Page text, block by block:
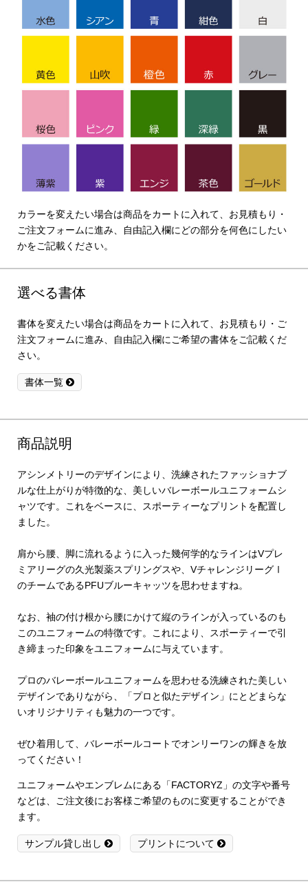
カラーを変えたい場合は商品をカートに入れて、お見積もり・
ご注文フォームに進み、自由記入欄にどの部分を何色にしたい
かをご記載ください。
選べる書体
書体を変えたい場合は商品をカートに入れて、お見積もり・ご
注文フォームに進み、自由記入欄にご希望の書体をご記載くだ
さい。
書体一覧
商品説明
アシンメトリーのデザインにより、洗練されたファッショナブ
ルな仕上がりが特徴的な、美しいバレーボールユニフォームシ
ャツです。これをベースに、スポーティーなプリントを配置し
ました。
肩から腰、脚に流れるように入った幾何学的なラインはVプレ
ミアリーグの久光製薬スプリングスや、VチャレンジリーグⅠ
のチームであるPFUブルーキャッツを思わせますね。
なお、袖の付け根から腰にかけて縦のラインが入っているのも
このユニフォームの特徴です。これにより、スポーティーで引
き締まった印象をユニフォームに与えています。
プロのバレーボールユニフォームを思わせる洗練された美しい
デザインでありながら、「プロと似たデザイン」にとどまらな
いオリジナリティも魅力の一つです。
ぜひ着用して、バレーボールコートでオンリーワンの輝きを放
ってください！
ユニフォームやエンブレムにある「FACTORYZ」の文字や番号
などは、ご注文後にお客様ご希望のものに変更することができ
ます。
サンプル貸し出し プリントについて